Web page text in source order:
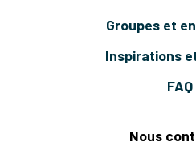
Groupes et
Inspirations
FAQ
Nous